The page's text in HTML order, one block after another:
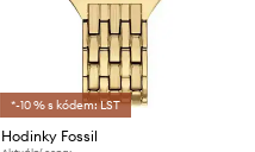
*-10 % s kódem: LST
Hodinky Fossil